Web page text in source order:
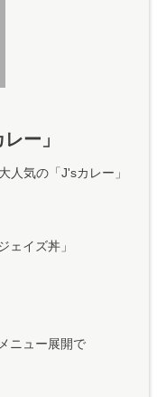
ー」
人気の「J'sカレー」
ェイズ丼」
ニュー展開で